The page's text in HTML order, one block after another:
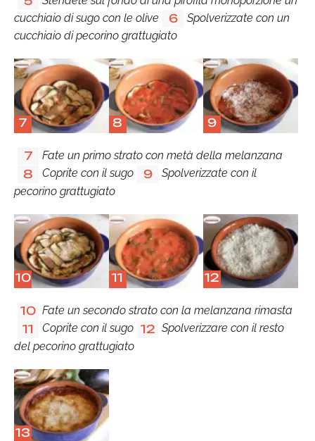
cucchiaio di sugo con le olive
6
Spolverizzate con un
cucchiaio di pecorino grattugiato
7 8 9
7 Fate un primo strato con metà della melanzana
8 Coprite con il sugo 9
Spolverizzate con il
pecorino grattugiato
10 11 12
10 Fate un secondo strato con la melanzana rimasta
11 Coprite con il sugo 12 Spolverizzare con il resto
del pecorino grattugiato
13